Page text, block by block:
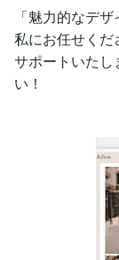
「魅力的なデ
私にお任せく
サポートいたし
い！